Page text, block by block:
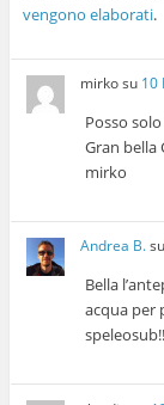
vengono elaborati.
mirkosu 10
Posso
Gran bella
mirko
Andrea B.su
Bella
acqua per